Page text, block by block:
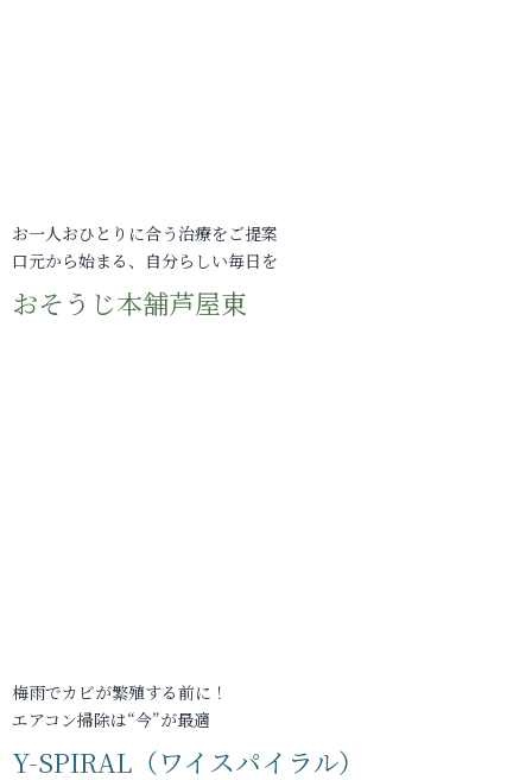
お一人おひとりに合う治療をご提案
口元から始まる、自分らしい毎日を
おそうじ本舗芦屋東
梅雨でカビが繁殖する前に！
エアコン掃除は“今”が最適
Y-SPIRAL（ワイスパイラル）